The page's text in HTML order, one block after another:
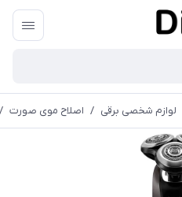
لوازم شخصی برقی / اصلاح موی صورت /